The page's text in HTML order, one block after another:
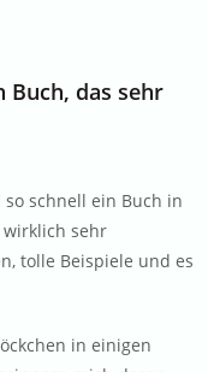
Buch, das sehr
schnell ein Buch in
wirklich sehr
tolle Beispiele und es
in einigen